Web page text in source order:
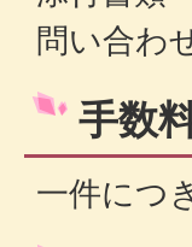
問い合わ
手数
一件につ